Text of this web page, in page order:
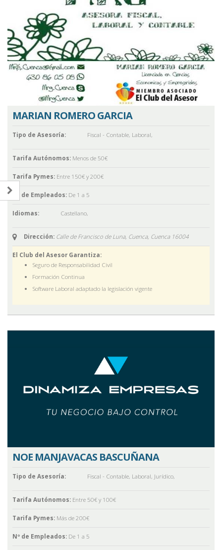
MARIAN ROMERO GARCIA
Tipo de Asesoría: Fiscal - Contable, Laboral,
Tarifa Autónomos: Menos de 50€
Tarifa Pymes: Entre 150€ y 200€
Nº de Empleados: De 1 a 5
Idiomas: Castellano,
Dirección: Calle de Francisco de Luna, Cuenca, Cuenca 16004
El Club del Asesor Garantiza:
Seguro de Responsabilidad Civil
Formación Continua
Software Laboral adaptado la legislación vigente
NOE MANJAVACAS BASCUÑANA
Tipo de Asesoría: Fiscal - Contable, Laboral, Jurídico,
Tarifa Autónomos: Entre 50€ y 100€
Tarifa Pymes: Más de 200€
Nº de Empleados: De 1 a 5